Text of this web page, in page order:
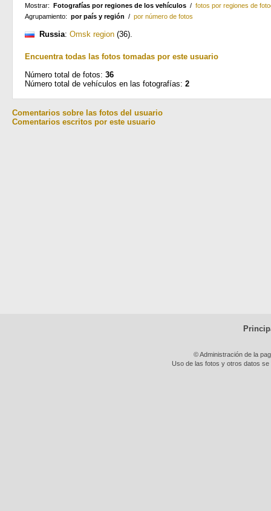
Mostrar: Fotografías por regiones de los vehículos / fotos por regiones de
Agrupamiento: por país y región / por número de fotos
Russia: Omsk region (36).
Encuentra todas las fotos tomadas por este usuario
Número total de fotos: 36
Número total de vehículos en las fotografías: 2
Comentarios sobre las fotos del usuario
Comentarios escritos por este usuario
© Administración de la
Uso de las fotos y otros datos